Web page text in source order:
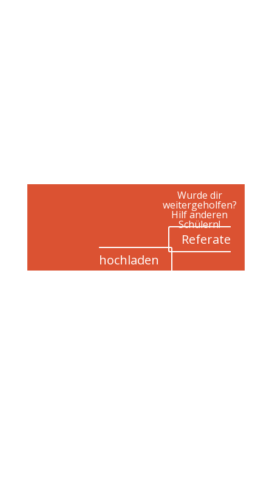
Wurde dir
weitergeholfen?
Hilf anderen
Schülern!
Referate
hochladen